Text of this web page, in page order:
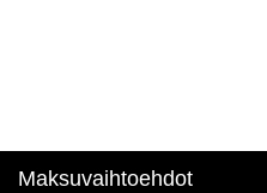
Maksuvaihtoehdot